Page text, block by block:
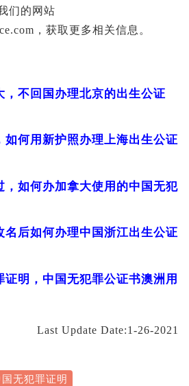
们的网站
，获取更多相关信息。
，不回国办理北京的出生公证
如何用新护照办理上海出生公证
，如何办加拿大使用的中国无犯
名后如何办理中国浙江出生公证
证明，中国无犯罪公证书澳洲用
Last Update Date:1-26-2021
无犯罪证明